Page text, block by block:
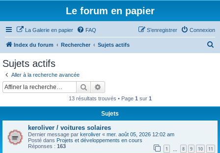
Le forum en papier
La Galerie en papier FAQ Connexion
S’enregistrer
Index du forum Rechercher Sujets actifs
Sujets actifs
Aller à la recherche avancée
Rechercher
13 résultats trouvés • Page 1 sur 1
Sujets
keroliver / voitures solaires
Dernier message par keroliver « mer. août 05, 2026 12:02 am
Posté dans Projets et développements en cours
Réponses : 163 1 8 9 10 11